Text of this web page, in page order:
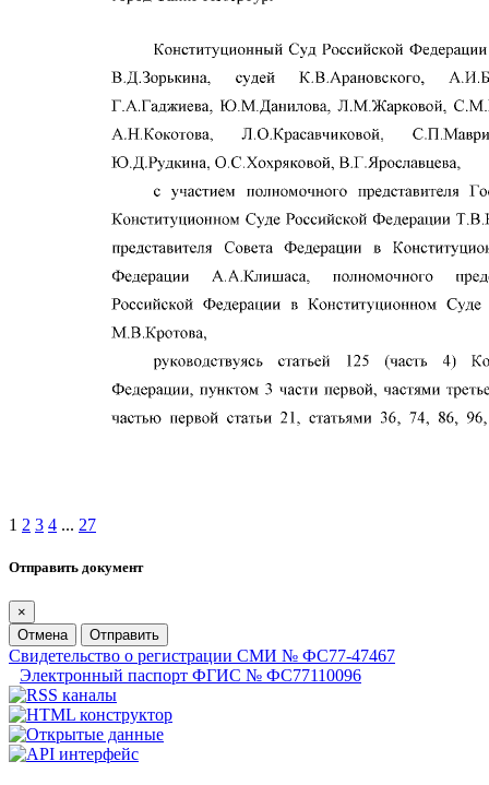
1 2 3 4 ... 27
Отправить документ
×
Отмена
Отправить
Свидетельство о регистрации СМИ № ФС77-47467
Электронный паспорт ФГИС № ФС77110096